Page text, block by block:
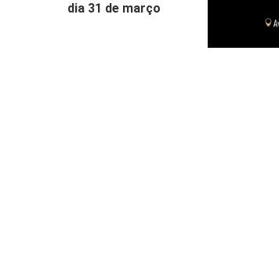
dia 31 de março